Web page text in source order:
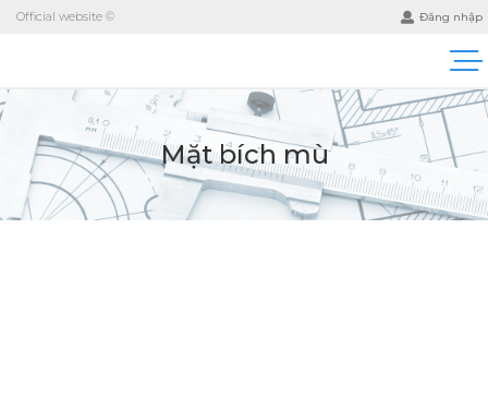
Official website © Đăng nhập
Mặt bích mù